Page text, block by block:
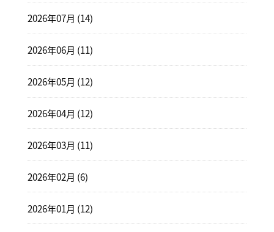
2026年07月 (14)
2026年06月 (11)
2026年05月 (12)
2026年04月 (12)
2026年03月 (11)
2026年02月 (6)
2026年01月 (12)